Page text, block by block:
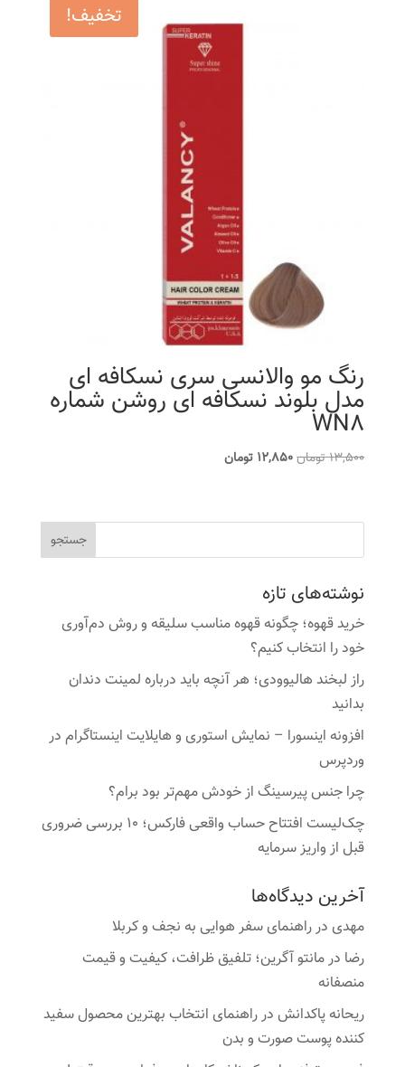
تخفیف!
رنگ مو والانسی سری نسکافه ای
مدل بلوند نسکافه ای روشن شماره
WN8
13,500تومانقیمت
بود.
12,850 تومانقیمت
است.
نوشته‌های تازه
خرید قهوه؛ چگونه قهوه مناسب سلیقه و روش دم‌آوری
خود را انتخاب کنیم؟
راز لبخند هالیوودی؛ هر آنچه باید درباره لمینت دندان
بدانید
افزونه اینسورا – نمایش استوری و هایلایت اینستاگرام در
وردپرس
چرا جنس پیرسینگ از خودش مهم‌تر بود برام؟
چک‌لیست افتتاح حساب واقعی فارکس؛ ۱۰ بررسی ضروری
قبل از واریز سرمایه
آخرین دیدگاه‌ها
مهدیدرراهنمای سفر هوایی به نجف و کربلا
رضا درمانتو آگرین؛ تلفیق ظرافت، کیفیت و قیمت
منصفانه
ریحانه پاکدانشدرراهنمای انتخاب بهترین محصول سفید
کننده پوست صورت و بدن